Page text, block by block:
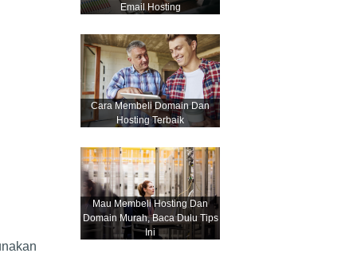
Email Hosting
Cara Membeli Domain Dan
Hosting Terbaik
Mau Membeli Hosting Dan
Domain Murah, Baca Dulu Tips
Ini